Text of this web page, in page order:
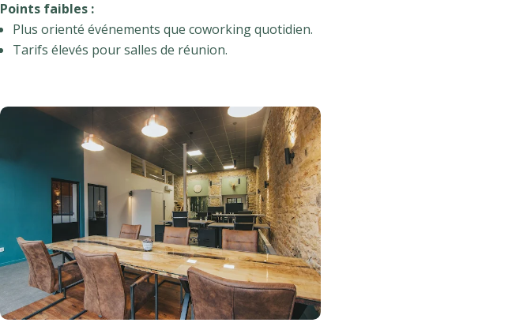
Points faibles :
Plus orienté événements que coworking quotidien.
Tarifs élevés pour salles de réunion.